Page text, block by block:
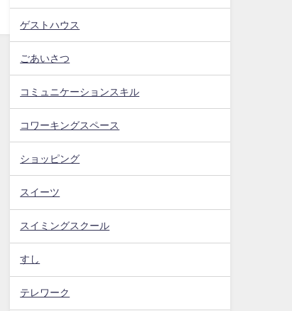
ゲストハウス
ごあいさつ
コミュニケーションスキル
コワーキングスペース
ショッピング
スイーツ
スイミングスクール
すし
テレワーク